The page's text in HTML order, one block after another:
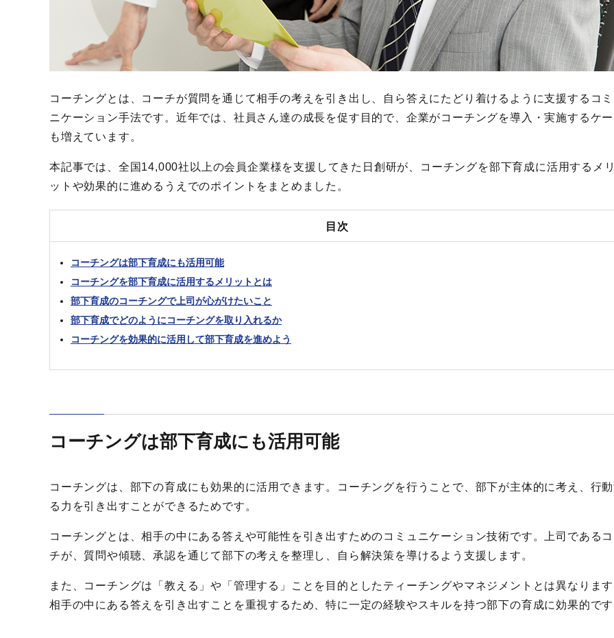
コーチングとは、コーチが質問を通じて相手の考えを引き出し、自ら答えにたどり着けるように支援するコ
ニケーション手法です。近年では、社員さん達の成長を促す目的で、企業がコーチングを導入・実施するケ
も増えています。
本記事では、全国14,000社以上の会員企業様を支援してきた日創研が、コーチングを部下育成に活用するメ
ットや効果的に進めるうえでのポイントをまとめました。
目次
コーチングは部下育成にも活用可能
コーチングを部下育成に活用するメリットとは
部下育成のコーチングで上司が心がけたいこと
部下育成でどのようにコーチングを取り入れるか
コーチングを効果的に活用して部下育成を進めよう
コーチングは部下育成にも活用可能
コーチングは、部下の育成にも効果的に活用できます。コーチングを行うことで、部下が主体的に考え、行
る力を引き出すことができるためです。
コーチングとは、相手の中にある答えや可能性を引き出すためのコミュニケーション技術です。上司である
チが、質問や傾聴、承認を通じて部下の考えを整理し、自ら解決策を導けるよう支援します。
また、コーチングは「教える」や「管理する」ことを目的としたティーチングやマネジメントとは異なりま
相手の中にある答えを引き出すことを重視するため、特に一定の経験やスキルを持つ部下の育成に効果的で